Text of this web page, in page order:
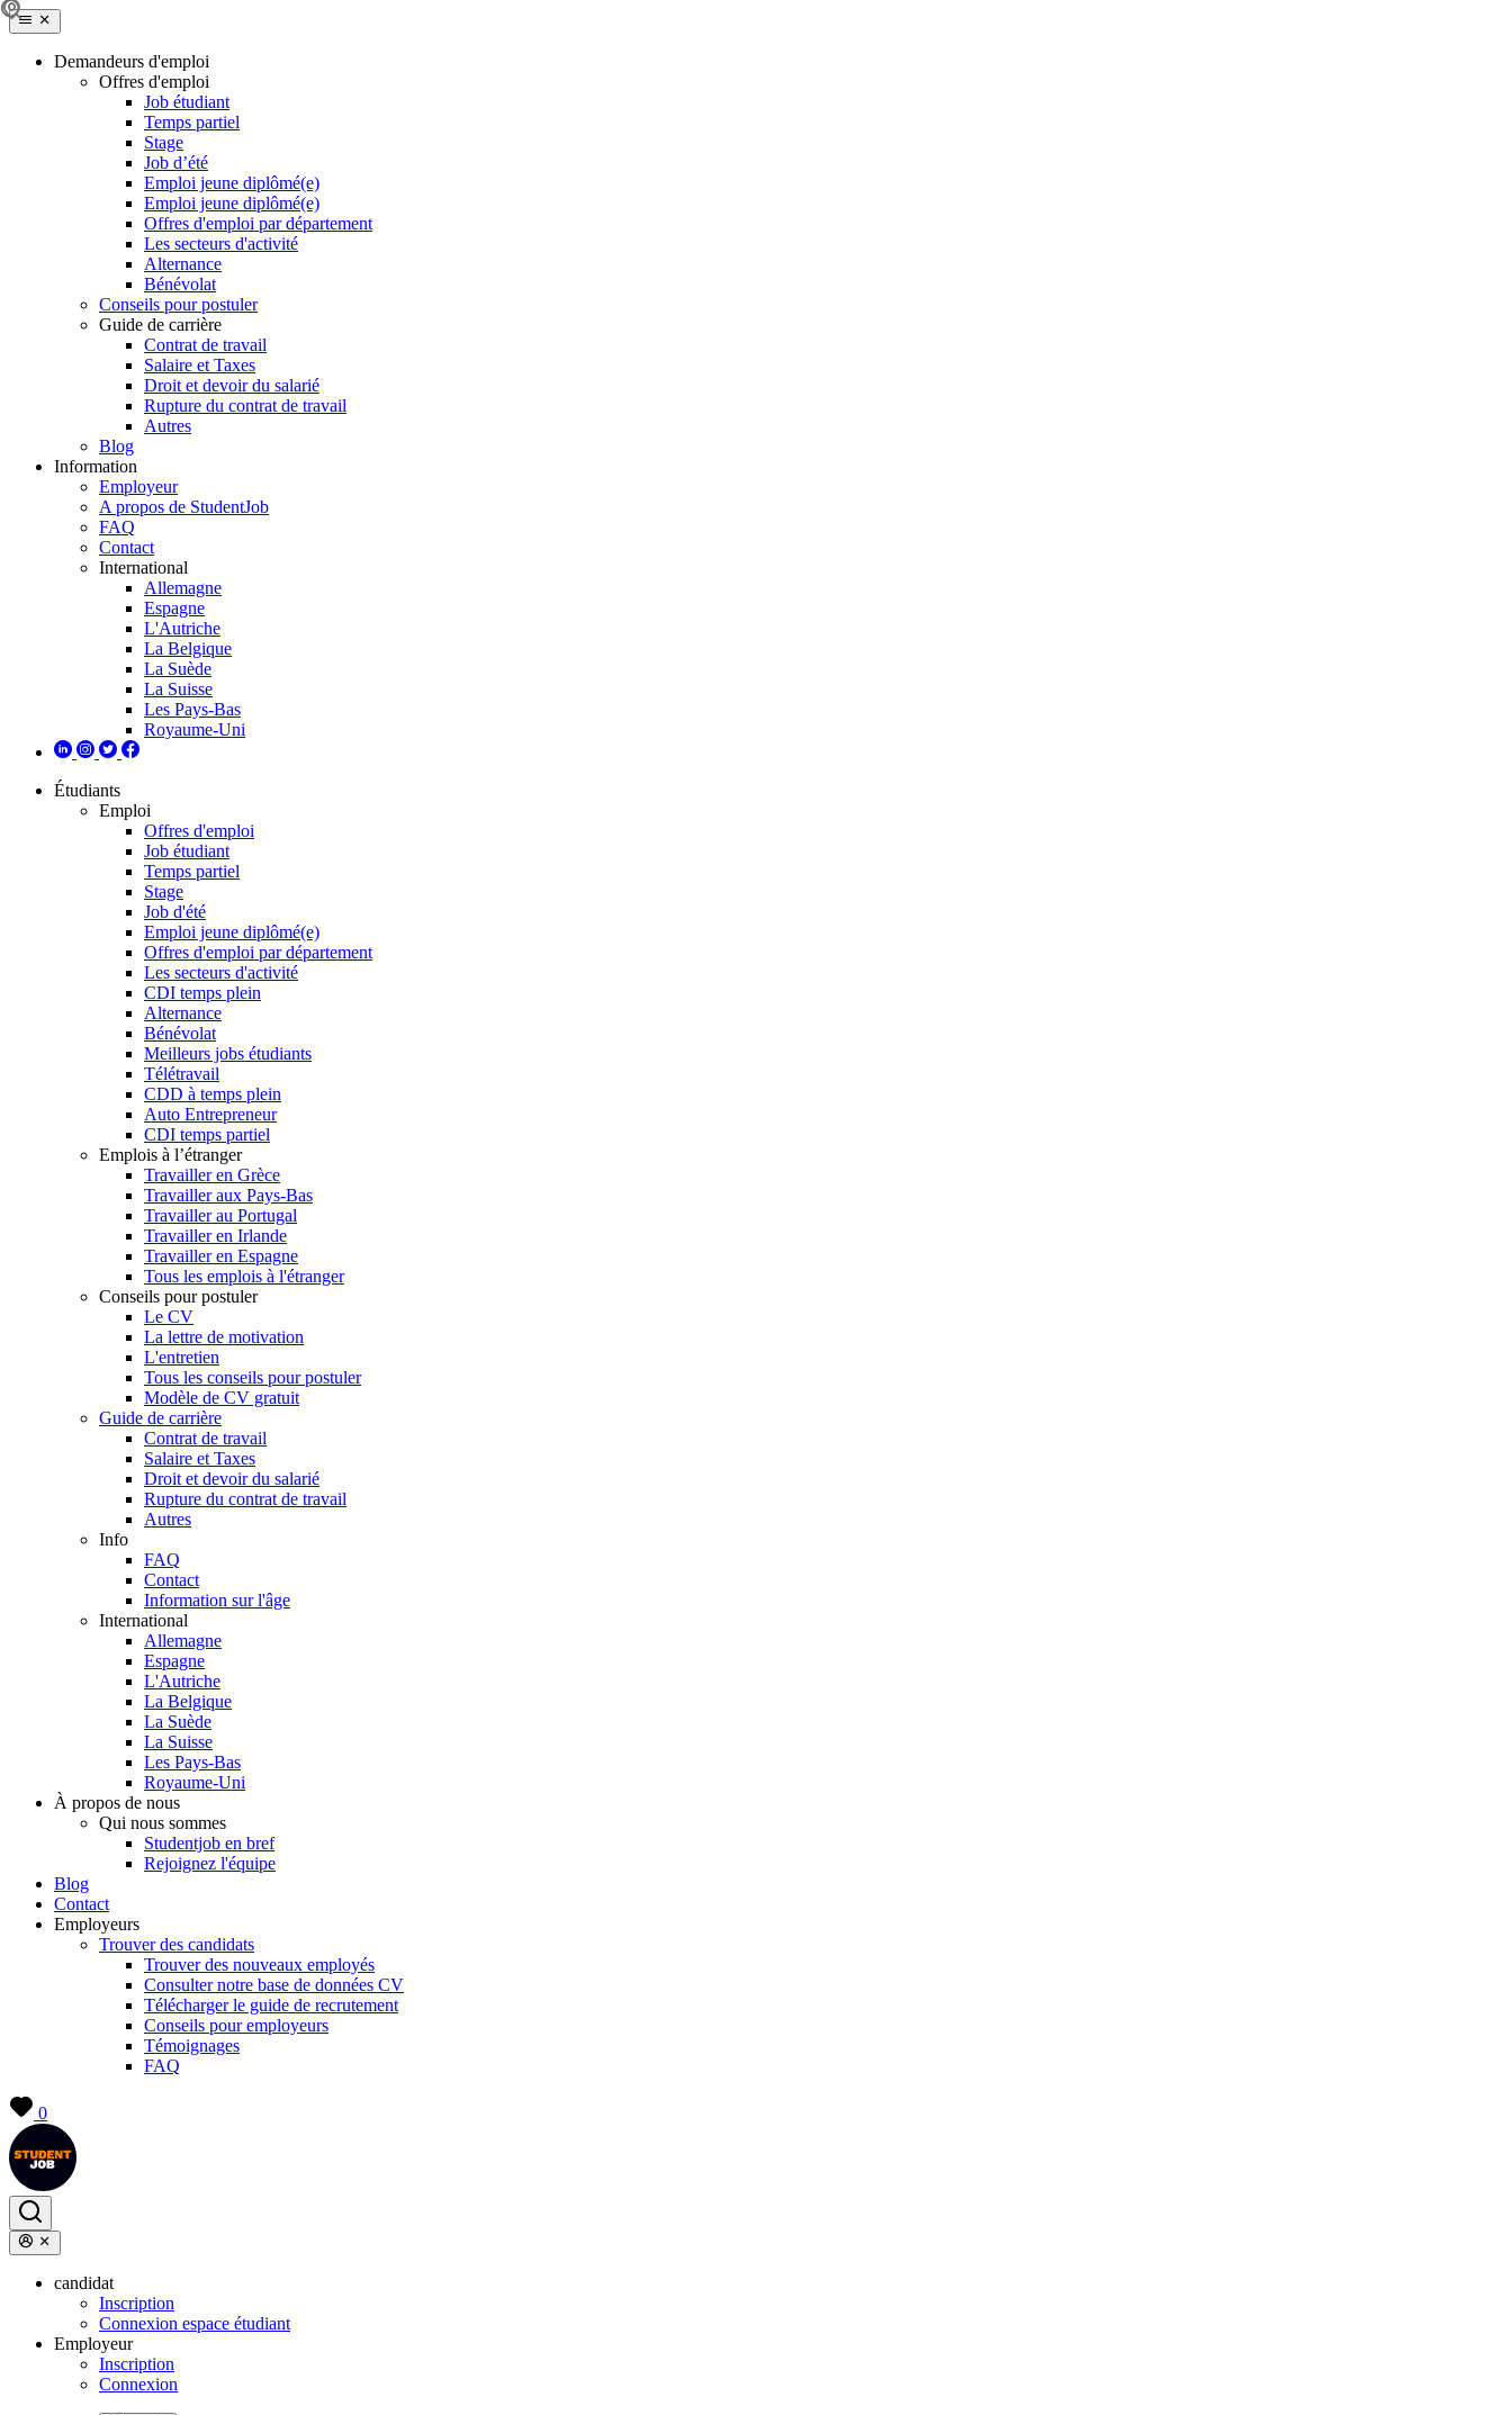
Demandeurs d'emploi
Offres d'emploi
Job étudiant
Temps partiel
Stage
Job d’été
Emploi jeune diplômé(e)
Emploi jeune diplômé(e)
Offres d'emploi par département
Les secteurs d'activité
Alternance
Bénévolat
Conseils pour postuler
Guide de carrière
Contrat de travail
Salaire et Taxes
Droit et devoir du salarié
Rupture du contrat de travail
Autres
Blog
Information
Employeur
A propos de StudentJob
FAQ
Contact
International
Allemagne
Espagne
L'Autriche
La Belgique
La Suède
La Suisse
Les Pays-Bas
Royaume-Uni
Étudiants
Emploi
Offres d'emploi
Job étudiant
Temps partiel
Stage
Job d'été
Emploi jeune diplômé(e)
Offres d'emploi par département
Les secteurs d'activité
CDI temps plein
Alternance
Bénévolat
Meilleurs jobs étudiants
Télétravail
CDD à temps plein
Auto Entrepreneur
CDI temps partiel
Emplois à l’étranger
Travailler en Grèce
Travailler aux Pays-Bas
Travailler au Portugal
Travailler en Irlande
Travailler en Espagne
Tous les emplois à l'étranger
Conseils pour postuler
Le CV
La lettre de motivation
L'entretien
Tous les conseils pour postuler
Modèle de CV gratuit
Guide de carrière
Contrat de travail
Salaire et Taxes
Droit et devoir du salarié
Rupture du contrat de travail
Autres
Info
FAQ
Contact
Information sur l'âge
International
Allemagne
Espagne
L'Autriche
La Belgique
La Suède
La Suisse
Les Pays-Bas
Royaume-Uni
À propos de nous
Qui nous sommes
Studentjob en bref
Rejoignez l'équipe
Blog
Contact
Employeurs
Trouver des candidats
Trouver des nouveaux employés
Consulter notre base de données CV
Télécharger le guide de recrutement
Conseils pour employeurs
Témoignages
FAQ
0
candidat
Inscription
Connexion espace étudiant
Employeur
Inscription
Connexion